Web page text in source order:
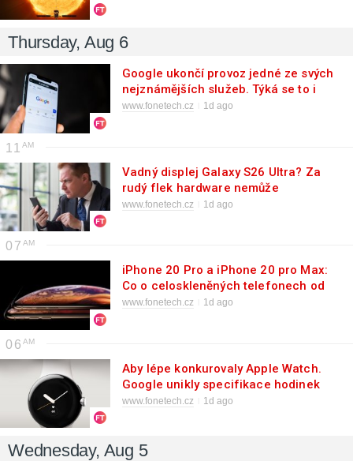
Thursday, Aug 6
Google ukončí provoz jedné ze svých
nejznámějších služeb. Týká se to i
vašeho telefonu s Androidem
www.fonetech.cz 1d ago
11
Vadný displej Galaxy S26 Ultra? Za
rudý flek hardware nemůže
www.fonetech.cz 1d ago
07
iPhone 20 Pro a iPhone 20 pro Max:
Co o celoskleněných telefonech od
Applu víme?
www.fonetech.cz 1d ago
06
Aby lépe konkurovaly Apple Watch.
Google unikly specifikace hodinek
Pixel Watch 5
www.fonetech.cz 1d ago
Wednesday, Aug 5